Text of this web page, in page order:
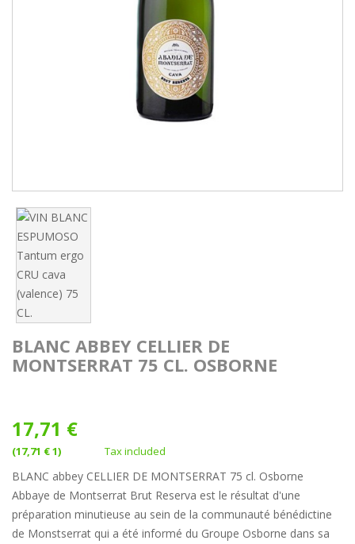
BLANC ABBEY CELLIER DE
MONTSERRAT 75 CL. OSBORNE
17,71 €
(17,71 € 1) Tax included
BLANC abbey CELLIER DE MONTSERRAT 75 cl. Osborne
Abbaye de Montserrat Brut Reserva est le résultat d'une
préparation minutieuse au sein de la communauté bénédictine
de Monstserrat qui a été informé du Groupe Osborne dans sa